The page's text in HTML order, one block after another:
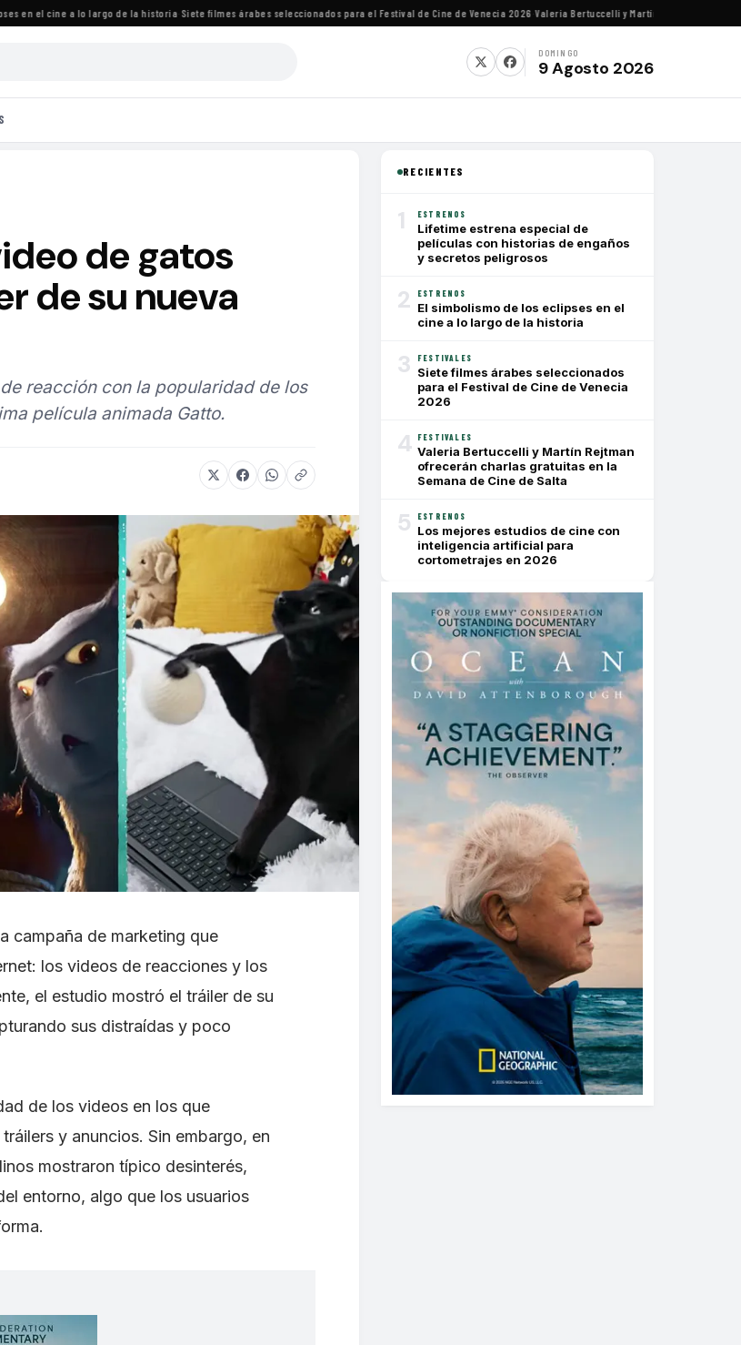
el cine a lo largo de la historia·Siete filmes árabes seleccionados para el Festival de Cine de Venecia 2026·Valeria Bertuccelli y Martín Rejtman ofrecerán
DOMINGO
9 Agosto 2026
de gatos
de su nueva
reacción con la popularidad de los
película animada Gatto.
campaña de marketing que
los videos de reacciones y los
el estudio mostró el tráiler de su
sus distraídas y poco
de los videos en los que
y anuncios. Sin embargo, en
mostraron típico desinterés,
entorno, algo que los usuarios
RECIENTES
1 ESTRENOS
Lifetime estrena especial de
películas con historias de engaños
y secretos peligrosos
2 ESTRENOS
El simbolismo de los eclipses en el
cine a lo largo de la historia
3 FESTIVALES
Siete filmes árabes seleccionados
para el Festival de Cine de Venecia
2026
4 FESTIVALES
Valeria Bertuccelli y Martín Rejtman
ofrecerán charlas gratuitas en la
Semana de Cine de Salta
5 ESTRENOS
Los mejores estudios de cine con
inteligencia artificial para
cortometrajes en 2026